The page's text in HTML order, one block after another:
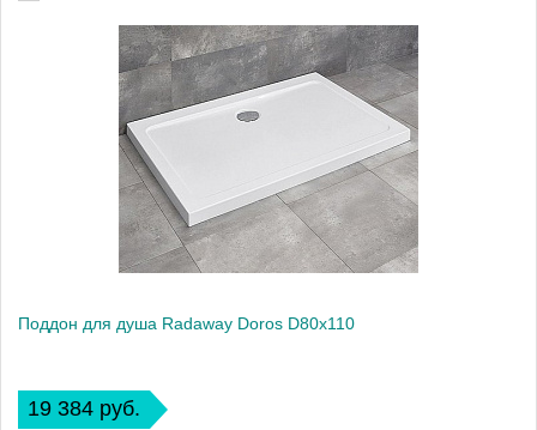
Поддон для душа Radaway Doros D80x110
19 384 руб.